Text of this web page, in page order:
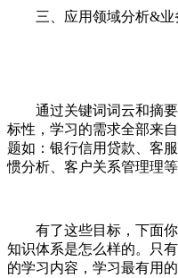
三、应用领域分析&
通过关键词词云和摘
标性，学习的需求全部来
题如：银行信用贷款、客
惯分析、客户关系管理理等
有了这些目标，下面
知识体系是怎么样的。只
的学习内容，学习最有用